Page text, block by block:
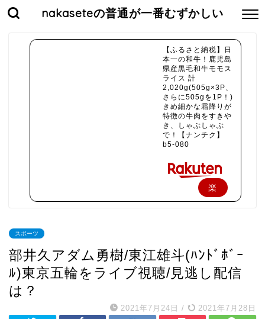
nakaseteの普通が一番むずかしい
【ふるさと納税】日
本一の和牛！鹿児島
県産黒毛和牛モモス
ライス 計
2,020g(505g×3P、
さらに505gを1P！)
きめ細かな霜降りが
特徴の牛肉をすきや
き、しゃぶしゃぶ
で！【ナンチク】
b5-080
楽
入
スポーツ
部井久アダム勇樹/東江雄斗(ﾊﾝﾄﾞﾎﾞｰ
ﾙ)東京五輪をライブ視聴/見逃し配信
は？
2021年7月24日 / 2021年7月28日